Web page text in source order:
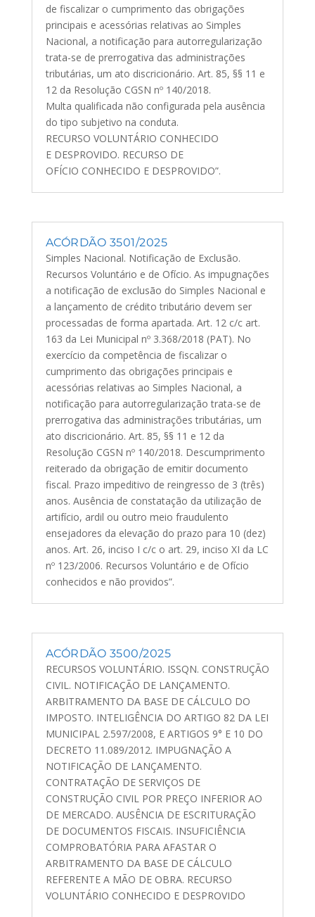
de fiscalizar o cumprimento das obrigações
principais e acessórias relativas ao Simples
Nacional, a notificação para autorregularização
trata-se de prerrogativa das administrações
tributárias, um ato discricionário. Art. 85, §§ 11 e
12 da Resolução CGSN nº 140/2018.
Multa qualificada não configurada pela ausência
do tipo subjetivo na conduta.
RECURSO VOLUNTÁRIO CONHECIDO
E DESPROVIDO. RECURSO DE
OFÍCIO CONHECIDO E DESPROVIDO”.
ACÓRDÃO 3501/2025
Simples Nacional. Notificação de Exclusão.
Recursos Voluntário e de Ofício. As impugnações
a notificação de exclusão do Simples Nacional e
a lançamento de crédito tributário devem ser
processadas de forma apartada. Art. 12 c/c art.
163 da Lei Municipal nº 3.368/2018 (PAT). No
exercício da competência de fiscalizar o
cumprimento das obrigações principais e
acessórias relativas ao Simples Nacional, a
notificação para autorregularização trata-se de
prerrogativa das administrações tributárias, um
ato discricionário. Art. 85, §§ 11 e 12 da
Resolução CGSN nº 140/2018. Descumprimento
reiterado da obrigação de emitir documento
fiscal. Prazo impeditivo de reingresso de 3 (três)
anos. Ausência de constatação da utilização de
artifício, ardil ou outro meio fraudulento
ensejadores da elevação do prazo para 10 (dez)
anos. Art. 26, inciso I c/c o art. 29, inciso XI da LC
nº 123/2006. Recursos Voluntário e de Ofício
conhecidos e não providos”.
ACÓRDÃO 3500/2025
RECURSOS VOLUNTÁRIO. ISSQN. CONSTRUÇÃO
CIVIL. NOTIFICAÇÃO DE LANÇAMENTO.
ARBITRAMENTO DA BASE DE CÁLCULO DO
IMPOSTO. INTELIGÊNCIA DO ARTIGO 82 DA LEI
MUNICIPAL 2.597/2008, E ARTIGOS 9° E 10 DO
DECRETO 11.089/2012. IMPUGNAÇÃO A
NOTIFICAÇÃO DE LANÇAMENTO.
CONTRATAÇÃO DE SERVIÇOS DE
CONSTRUÇÃO CIVIL POR PREÇO INFERIOR AO
DE MERCADO. AUSÊNCIA DE ESCRITURAÇÃO
DE DOCUMENTOS FISCAIS. INSUFICIÊNCIA
COMPROBATÓRIA PARA AFASTAR O
ARBITRAMENTO DA BASE DE CÁLCULO
REFERENTE A MÃO DE OBRA. RECURSO
VOLUNTÁRIO CONHECIDO E DESPROVIDO